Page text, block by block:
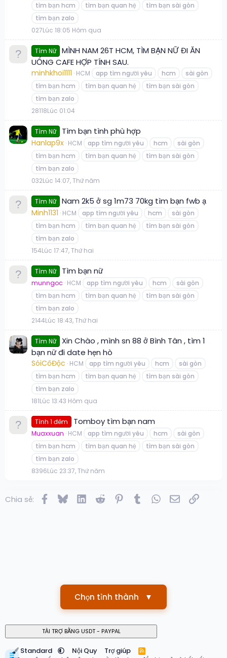
tìm bạn hcm
tìm bạn quan hệ
tìm bạn sài gòn
tìm bạn zalo
027Lúc 18:05 Hôm qua
Tìm Nữ
MÌNH NAM 26T HCM, TÌM BẠN NỮ ĐI ĂN
UỐNG CAFE HỢP TÍNH SAU.
minhkhoi1111 HCM app tìm người yêu hcm
sài gòn
tìm bạn hcm
tìm bạn quan hệ
tìm bạn sài gòn
tìm bạn zalo
28118Lúc 01:04
Tìm Nữ Tìm bạn tình phù hợp
Hanlap9x HCM app tìm người yêu hcm
sài gòn
tìm bạn hcm
tìm bạn quan hệ
tìm bạn sài gòn
tìm bạn zalo
032Lúc 14:07, Thứ năm
Tìm Nữ Nam 2k5 ở sg 1m73 70kg tìm bạn fwb ạ
Minh1131 HCM app tìm người yêu hcm
sài gòn
tìm bạn hcm
tìm bạn quan hệ
tìm bạn sài gòn
tìm bạn zalo
154Lúc 17:47, Thứ hai
Tìm Nữ Tìm bạn nữ
munngoc HCM app tìm người yêu hcm
sài gòn
tìm bạn hcm
tìm bạn quan hệ
tìm bạn sài gòn
tìm bạn zalo
2144Lúc 18:43, Thứ hai
Tìm Nữ
Xin Chào , mình sn 88 ở Bình Tân , tìm 1
bạn nữ đi date hẹn hò
SóiCôĐộc HCM app tìm người yêu hcm
sài gòn
tìm bạn hcm
tìm bạn quan hệ
tìm bạn sài gòn
tìm bạn zalo
181Lúc 13:43 Hôm qua
Tình 1 đêm Tomboy tìm bạn nam
Muaxxuan HCM app tìm người yêu hcm
sài gòn
tìm bạn hcm
tìm bạn quan hệ
tìm bạn sài gòn
tìm bạn zalo
8396Lúc 23:37, Thứ năm
Chia sẻ: Facebook
BlueskyLinkedInReddit Pinterest
Tumblr WhatsApp
EmailLink
Chọn tỉnh thành ▼
Standard Nội Quy Trợ giúp
R
☰